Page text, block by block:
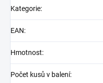
Kategorie:
EAN:
Hmotnost:
Počet kusů v balení: